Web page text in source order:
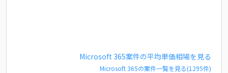
Microsoft 365案件の平均単価相場を見る
Microsoft 365の案件一覧を見る(1295件)